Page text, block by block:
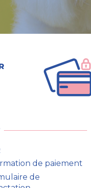
de paiement
de